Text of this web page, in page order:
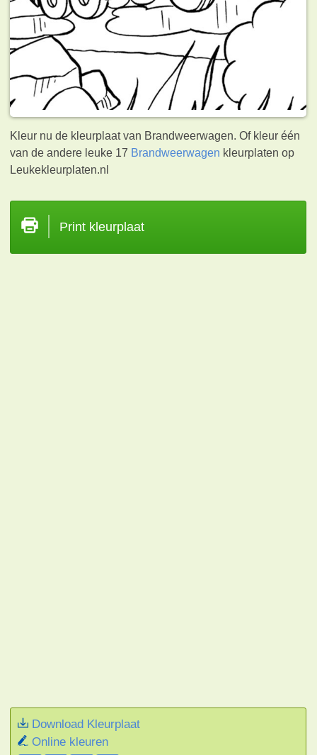
Kleur nu de kleurplaat van Brandweerwagen. Of kleur één
van de andere leuke 17 Brandweerwagen kleurplaten op
Leukekleurplaten.nl
Print kleurplaat
Download Kleurplaat
Online kleuren